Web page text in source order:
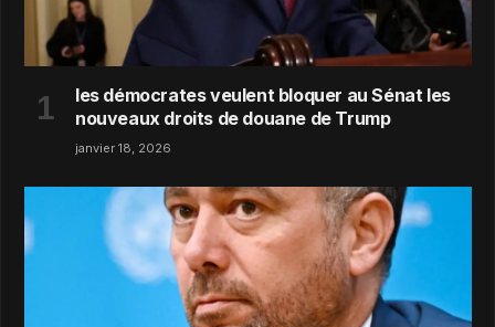
les démocrates veulent bloquer au Sénat les
nouveaux droits de douane de Trump
janvier 18, 2026